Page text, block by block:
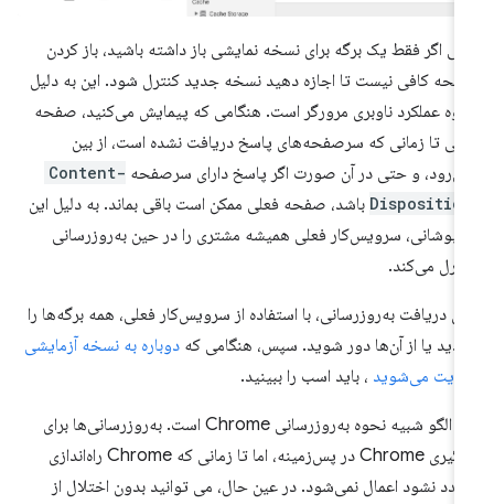
اگر فقط یک برگه برای نسخه نمایشی باز داشته باشید، باز کردن
کافی نیست تا اجازه دهید نسخه جدید کنترل شود. این به دلیل
عملکرد ناوبری مرورگر است. هنگامی که پیمایش می‌کنید، صفحه
تا زمانی که سرصفحه‌های پاسخ دریافت نشده است، از بین
و حتی در آن صورت اگر پاسخ دارای سرصفحهContent-
باشد، صفحه فعلی ممکن است باقی بماند. به دلیل این
سرویس‌کار فعلی همیشه مشتری را در حین به‌روزرسانی
می‌کند.
دریافت به‌روزرسانی، با استفاده از سرویس‌کار فعلی، همه برگه‌ها را
یا از آن‌ها دور شوید. سپس، هنگامی که دوباره به نسخه آزمایشی
می‌شوید، باید اسب را ببینید.
این الگو شبیه نحوه به‌روزرسانی Chrome است. به‌روزرسانی‌ها برای
بارگیری Chrome در پس‌زمینه، اما تا زمانی که Chrome راه‌اندازی
نشود اعمال نمی‌شود. در عین حال، می توانید بدون اختلال از